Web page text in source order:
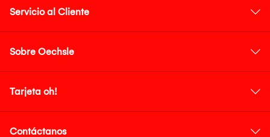
Servicio al Cliente
Sobre Oechsle
Tarjeta oh!
Contáctanos